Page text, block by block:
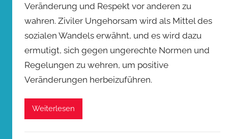
Veränderung und Respekt vor anderen zu
wahren. Ziviler Ungehorsam wird als Mittel des
sozialen Wandels erwähnt, und es wird dazu
ermutigt, sich gegen ungerechte Normen und
Regelungen zu wehren, um positive
Veränderungen herbeizuführen.
Weiterlesen